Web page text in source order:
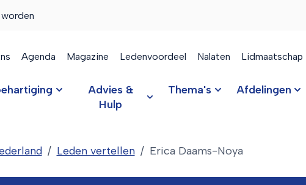
Agenda Magazine Ledenvoordeel Nalaten Lidmaatschap
Advies &
Hulp
Thema's Afdelingen
Leden vertellen Erica Daams-Noya